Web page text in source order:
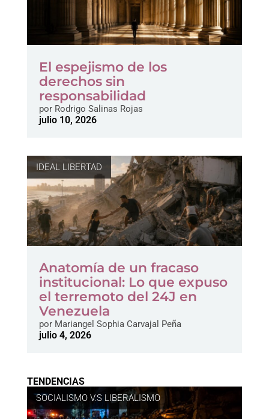
El espejismo de los
derechos sin
responsabilidad
porRodrigo Salinas Rojas
julio 10, 2026
IDEAL LIBERTAD
Anatomía de un fracaso
institucional: Lo que expuso
el terremoto del 24J en
Venezuela
porMariangel Sophia Carvajal Peña
julio 4, 2026
TENDENCIAS
SOCIALISMO V.S LIBERALISMO